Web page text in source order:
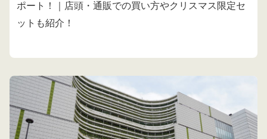
ポート！｜店頭・通販での買い方やクリスマス限定セ
ットも紹介！